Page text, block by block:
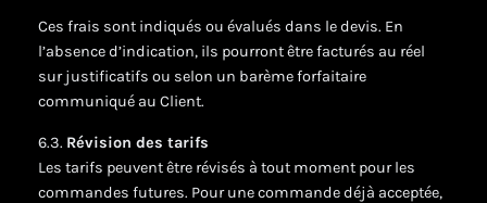
Ces frais sont indiqués ou évalués dans le devis. En
l’absence d’indication, ils pourront être facturés au réel
sur justificatifs ou selon un barème forfaitaire
communiqué au Client.
6.3. Révision des tarifs
Les tarifs peuvent être révisés à tout moment pour les
commandes futures. Pour une commande déjà acceptée,